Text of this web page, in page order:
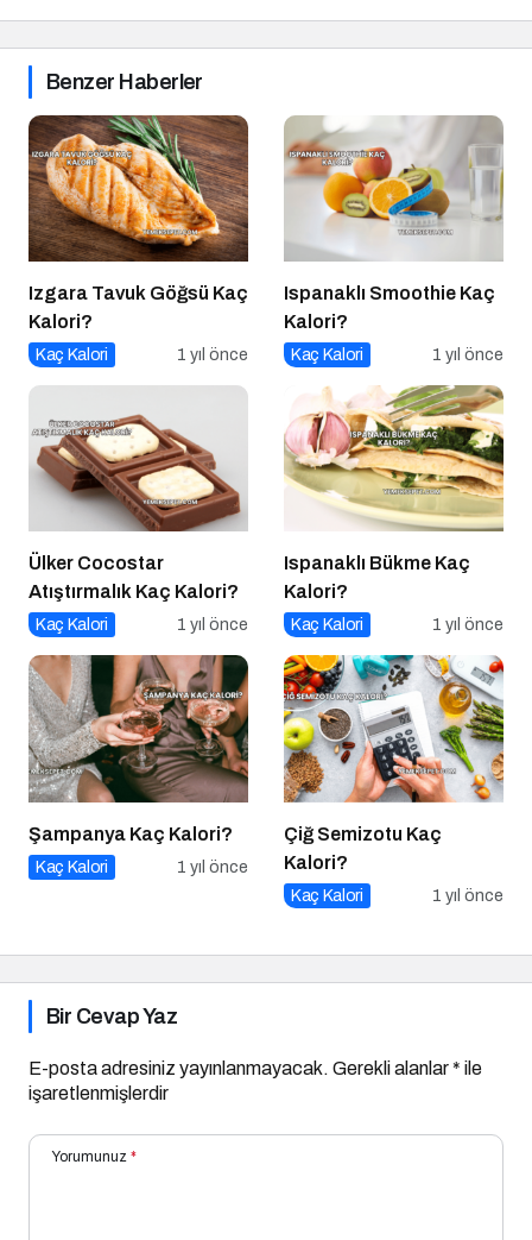
Benzer Haberler
Izgara Tavuk Göğsü Kaç
Kalori?
Kaç Kalori 1 yıl önce
Ispanaklı Smoothie Kaç
Kalori?
Kaç Kalori 1 yıl önce
Ülker Cocostar
Atıştırmalık Kaç Kalori?
Kaç Kalori 1 yıl önce
Ispanaklı Bükme Kaç
Kalori?
Kaç Kalori 1 yıl önce
Şampanya Kaç Kalori?
Kaç Kalori 1 yıl önce
Çiğ Semizotu Kaç
Kalori?
Kaç Kalori 1 yıl önce
Bir Cevap Yaz
E-posta adresiniz yayınlanmayacak. Gerekli alanlar* ile
işaretlenmişlerdir
Yorumunuz *